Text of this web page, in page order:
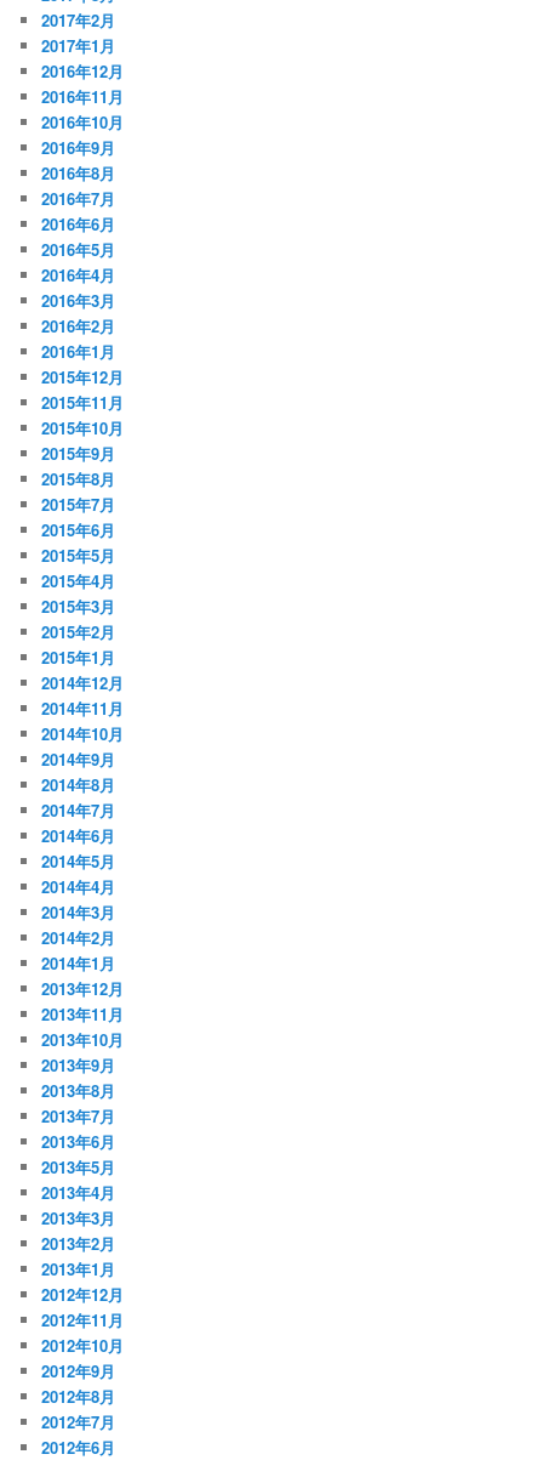
2017年2月
2017年1月
2016年12月
2016年11月
2016年10月
2016年9月
2016年8月
2016年7月
2016年6月
2016年5月
2016年4月
2016年3月
2016年2月
2016年1月
2015年12月
2015年11月
2015年10月
2015年9月
2015年8月
2015年7月
2015年6月
2015年5月
2015年4月
2015年3月
2015年2月
2015年1月
2014年12月
2014年11月
2014年10月
2014年9月
2014年8月
2014年7月
2014年6月
2014年5月
2014年4月
2014年3月
2014年2月
2014年1月
2013年12月
2013年11月
2013年10月
2013年9月
2013年8月
2013年7月
2013年6月
2013年5月
2013年4月
2013年3月
2013年2月
2013年1月
2012年12月
2012年11月
2012年10月
2012年9月
2012年8月
2012年7月
2012年6月